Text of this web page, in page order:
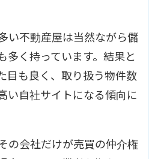
い不動産屋は当然ながら儲
多く持っています。結果と
目も良く、取り扱う物件数
い自社サイトになる傾向に
の会社だけが売買の仲介権